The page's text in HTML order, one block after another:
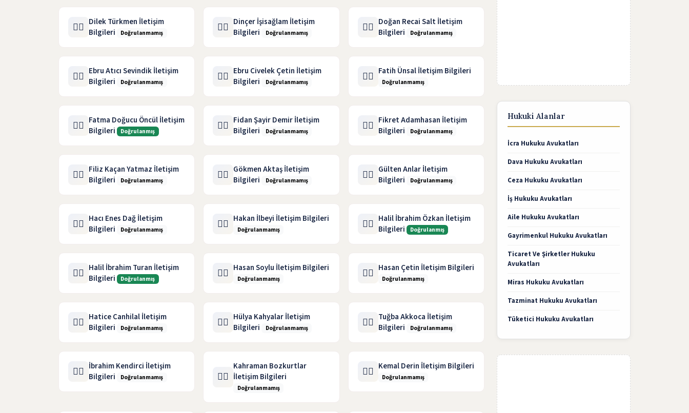
🧑‍⚖️ Dilek Türkmen İletişim
Bilgileri
Doğrulanmamış 🧑‍⚖️ Dinçer İşisağlam İletişim
Bilgileri
Doğrulanmamış 🧑‍⚖️ Doğan Recai Salt İletişim
Bilgileri
Doğrulanmamış
🧑‍⚖️ Ebru Atıcı Sevindik İletişim
Bilgileri
Doğrulanmamış 🧑‍⚖️ Ebru Civelek Çetin İletişim
Bilgileri
Doğrulanmamış 🧑‍⚖️ Fatih Ünsal İletişim Bilgileri
Doğrulanmamış
🧑‍⚖️ Fatma Doğucu Öncül İletişim
Bilgileri
Doğrulanmış 🧑‍⚖️ Fidan Şayir Demir İletişim
Bilgileri
Doğrulanmamış 🧑‍⚖️ Fikret Adamhasan İletişim
Bilgileri
Doğrulanmamış
🧑‍⚖️ Filiz Kaçan Yatmaz İletişim
Bilgileri
Doğrulanmamış 🧑‍⚖️ Gökmen Aktaş İletişim
Bilgileri
Doğrulanmamış 🧑‍⚖️ Gülten Anlar İletişim
Bilgileri
Doğrulanmamış
🧑‍⚖️ Hacı Enes Dağ İletişim
Bilgileri
Doğrulanmamış 🧑‍⚖️ Hakan İlbeyi İletişim Bilgileri
Doğrulanmamış 🧑‍⚖️ Halil İbrahim Özkan İletişim
Bilgileri
Doğrulanmış
🧑‍⚖️ Halil İbrahim Turan İletişim
Bilgileri
Doğrulanmış 🧑‍⚖️ Hasan Soylu İletişim Bilgileri
Doğrulanmamış 🧑‍⚖️ Hasan Çetin İletişim Bilgileri
Doğrulanmamış
🧑‍⚖️ Hatice Canhilal İletişim
Bilgileri
Doğrulanmamış 🧑‍⚖️ Hülya Kahyalar İletişim
Bilgileri
Doğrulanmamış 🧑‍⚖️ Tuğba Akkoca İletişim
Bilgileri
Doğrulanmamış
🧑‍⚖️ İbrahim Kendirci İletişim
Bilgileri
Doğrulanmamış 🧑‍⚖️
Kahraman Bozkurtlar
İletişim Bilgileri
Doğrulanmamış
🧑‍⚖️ Kemal Derin İletişim Bilgileri
Doğrulanmamış
Hukuki Alanlar
İcra Hukuku Avukatları
Dava Hukuku Avukatları
Ceza Hukuku Avukatları
İş Hukuku Avukatları
Aile Hukuku Avukatları
Gayrimenkul Hukuku Avukatları
Ticaret Ve Şirketler Hukuku
Avukatları
Miras Hukuku Avukatları
Tazminat Hukuku Avukatları
Tüketici Hukuku Avukatları